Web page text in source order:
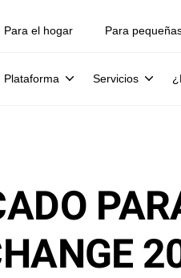
Para el hogar Para
Plataforma Servicios